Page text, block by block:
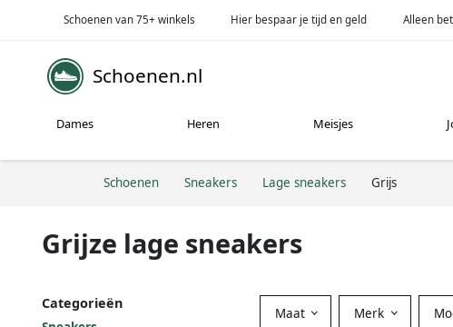
Schoenen van 75+ winkels Hier bespaar je tijd en geld Alleen
Schoenen.nl
Dames Heren Meisjes
Schoenen Sneakers Lage sneakers Grijs
Grijze lage sneakers
Categorieën
Maat Merk